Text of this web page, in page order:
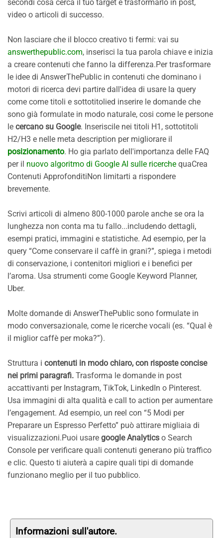
secondi cosa cerca il tuo target e trasformarlo in post,
video o articoli di successo.
Non lasciare che il blocco creativo ti fermi: vai su
answerthepublic.com, inserisci la tua parola chiave e inizia
a creare contenuti che fanno la differenza.Per trasformare
le idee di AnswerThePublic in contenuti che dominano i
motori di ricerca devi partire dall'idea di usare la query
come come titoli e sottotitolied inserire le domande che
sono già formulate in modo naturale, cosi come le persone
le cercano su Google. Inseriscile nei titoli H1, sottotitoli
H2/H3 e nelle meta description per migliorare il
posizionamento. Ho gia parlato dell'importanza delle FAQ
per il nuovo algoritmo di Google AI sulle ricerche quaCrea
Contenuti ApprofonditiNon limitarti a rispondere
brevemente.
Scrivi articoli di almeno 800-1000 parole anche se ora la
lunghezza non conta ma tu fallo...includendo dettagli,
esempi pratici, immagini e statistiche. Ad esempio, per la
query “Come conservare il caffè in grani?”, spiega i metodi
di conservazione, i contenitori migliori e i benefici per
l’aroma. Usa strumenti come Google Keyword Planner,
Uber.
Molte domande di AnswerThePublic sono formulate in
modo conversazionale, come le ricerche vocali (es. “Qual è
il miglior caffè per moka?”).
Struttura i contenuti in modo chiaro, con risposte concise
nei primi paragrafi. Trasforma le domande in post
accattivanti per Instagram, TikTok, LinkedIn o Pinterest.
Usa immagini di alta qualità e call to action per aumentare
l’engagement. Ad esempio, un reel con “5 Modi per
Preparare un Espresso Perfetto” può attirare migliaia di
visualizzazioni.Puoi usare google Analytics o Search
Console per verificare quali contenuti generano più traffico
e clic. Questo ti aiuterà a capire quali tipi di domande
funzionano meglio per il tuo pubblico.
Informazioni sull'autore.